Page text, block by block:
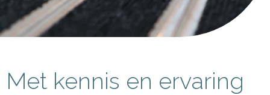
Met kennis en ervaring